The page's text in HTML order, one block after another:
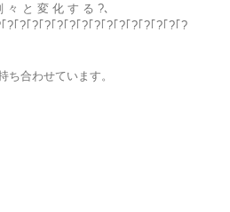
々 と 変 化 す る ?､
?｢?｢?｢?｢?｢?｢?｢?｢?｢?｢?｢?｢?｢?｢?
ち合わせています。